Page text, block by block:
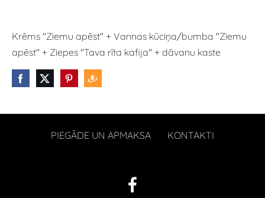
Krēms "Ziemu apēst" + Vannas kūciņa/bumba "Ziemu
apēst" + Ziepes "Tava rīta kafija" + dāvanu kaste
PIEGĀDE UN APMAKSA KONTAKTI